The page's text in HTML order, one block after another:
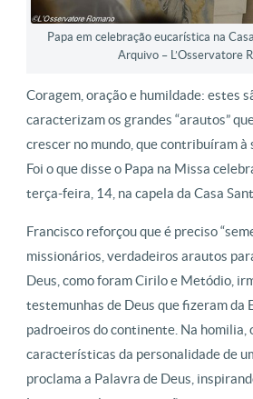
Papa em celebração eucarística na
Arquivo – L’Osservatore
Coragem, oração e humildade: estes
caracterizam os grandes “arautos”
crescer no mundo, que contribuíram à
Foi o que disse o Papa na Missa
terça-feira, 14, na capela da Casa
Francisco reforçou que é preciso
missionários, verdadeiros arautos
Deus, como foram Cirilo e Metódio,
testemunhas de Deus que fizeram da
padroeiros do continente. Na homilia,
características da personalidade de
proclama a Palavra de Deus,